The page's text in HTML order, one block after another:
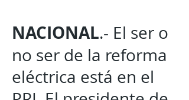
NACIONAL.- El ser o
no ser de la reforma
eléctrica está en el